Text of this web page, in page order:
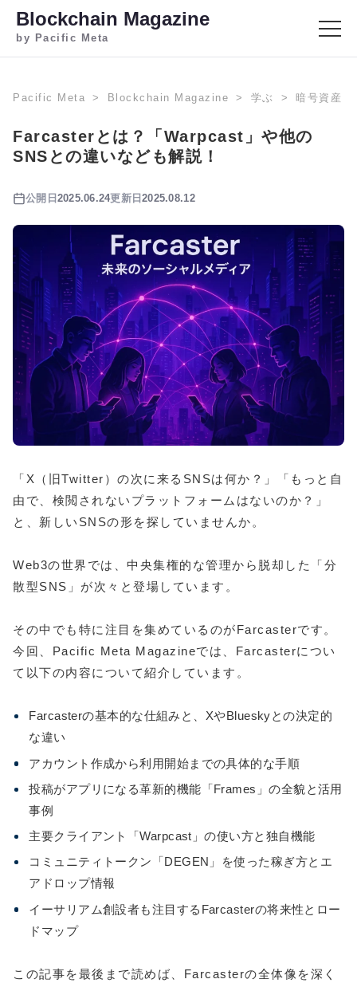
Blockchain Magazine
by Pacific Meta
Pacific Meta Blockchain Magazine 学ぶ 暗号資産
Farcasterとは？「Warpcast」や他の
SNSとの違いなども解説！
公開日 2025.06.24更新日2025.08.12
「X（旧Twitter）の次に来るSNSは何か？」「もっと自
由で、検閲されないプラットフォームはないのか？」
と、新しいSNSの形を探していませんか。
Web3の世界では、中央集権的な管理から脱却した「分
散型SNS」が次々と登場しています。
その中でも特に注目を集めているのがFarcasterです。
今回、Pacific Meta Magazineでは、Farcasterについ
て以下の内容について紹介しています。
Farcasterの基本的な仕組みと、XやBlueskyとの決定的
な違い
アカウント作成から利用開始までの具体的な手順
投稿がアプリになる革新的機能「Frames」の全貌と活用
事例
主要クライアント「Warpcast」の使い方と独自機能
コミュニティトークン「DEGEN」を使った稼ぎ方とエ
アドロップ情報
イーサリアム創設者も注目するFarcasterの将来性とロー
ドマップ
この記事を最後まで読めば、Farcasterの全体像を深く